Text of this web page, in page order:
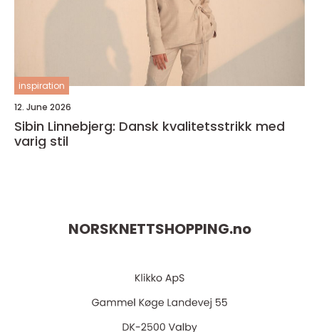
inspiration
12. June 2026
Sibin Linnebjerg: Dansk kvalitetsstrikk med
varig stil
NORSKNETTSHOPPING.no